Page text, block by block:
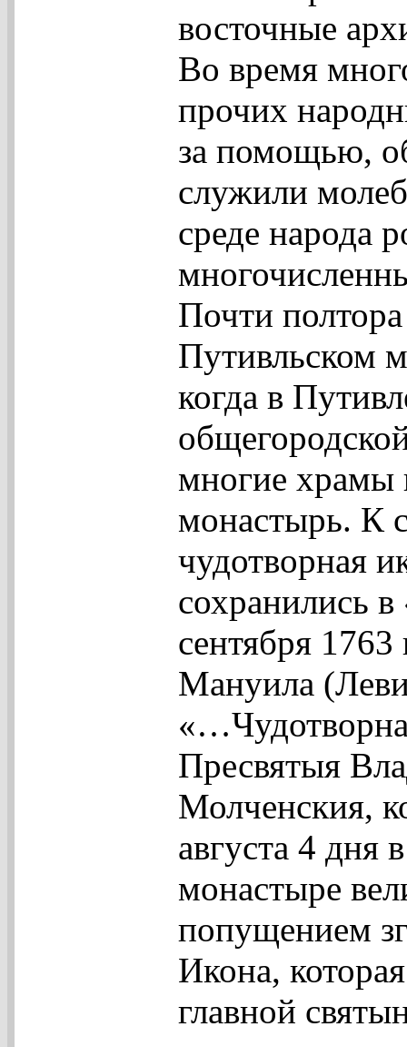
восточные
Во время
прочих
за помощью,
служили
среде народа
Почти
Путивльском
когда в
многие храмы
монастырь. К
чудотворная
сохранились
сентября 1763
Мануила
Пресвятыя
Молченския,
августа 4 дня
монастыре
попущением
Икона,
главной